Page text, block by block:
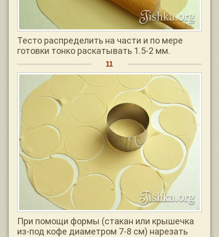
Тесто распределить на части и по мере
готовки тонко раскатывать 1.5-2 мм.
При помощи формы (стакан или крышечка
из-под кофе диаметром 7-8 см) нарезать